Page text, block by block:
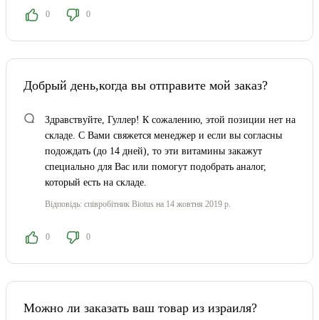
0 0
Добрый день,когда вы отправите мой заказ?
Здравствуйте, Гуллер! К сожалению, этой позиции нет на
складе. С Вами свяжется менеджер и если вы согласны
подождать (до 14 дней), то эти витамины закажут
специально для Вас или помогут подобрать аналог,
который есть на складе.
Відповідь: співробітник Biotus на 14 жовтня 2019 р.
0 0
Можно ли заказать ваш товар из израиля?